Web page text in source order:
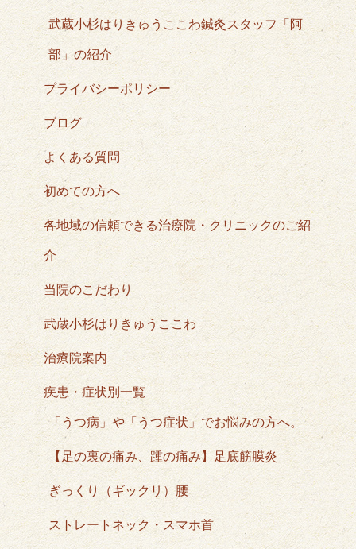
武蔵小杉はりきゅうここわ鍼灸スタッフ「阿
部」の紹介
プライバシーポリシー
ブログ
よくある質問
初めての方へ
各地域の信頼できる治療院・クリニックのご紹
介
当院のこだわり
武蔵小杉はりきゅうここわ
治療院案内
疾患・症状別一覧
「うつ病」や「うつ症状」でお悩みの方へ。
【足の裏の痛み、踵の痛み】足底筋膜炎
ぎっくり（ギックリ）腰
ストレートネック・スマホ首